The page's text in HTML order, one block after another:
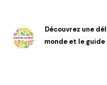
Découvrez une
monde et le